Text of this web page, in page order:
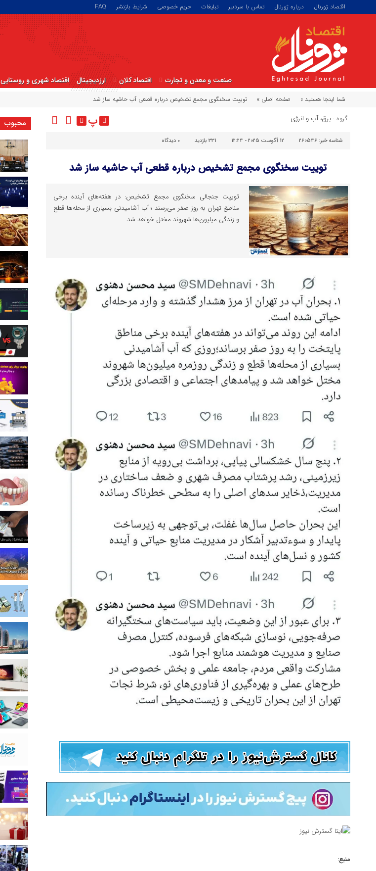
اقتصاد ژورنال درباره ژورنال تماس با سردبیر تبلیغات حریم خصوصی شرایط بازنشر FAQ
صنعت و معدن و تجارت اقتصاد کلان ارزدیجیتال اقتصاد شهری و روستایی
شما اینجا هستید » صفحه اصلی » توییت سخنگوی مجمع تشخیص درباره قطعی آب حاشیه ساز شد
گروه : برق، آب و انرژی پ
شناسه خبر: 260546 12 آگوست 2025 - 12:24 331 بازدید ۰ دیدگاه
توییت سخنگوی مجمع تشخیص درباره قطعی آب حاشیه ساز شد
توییت جنجالی سخنگوی مجمع تشخیص: در هفته‌های آینده برخی
مناطق تهران به روز صفر می‌رسند ؛ آب آشامیدنی بسیاری از محله‌ها قطع
و زندگی میلیون‌ها شهروند مختل خواهد شد.
منبع:
محبوب